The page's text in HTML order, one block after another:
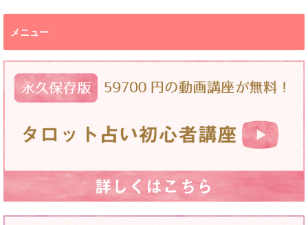
メニュー